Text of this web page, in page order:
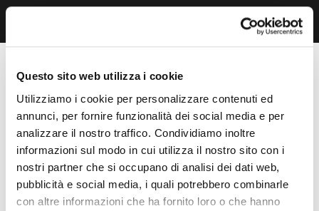
Questo sito web utilizza i cookie
Utilizziamo i cookie per personalizzare contenuti ed
annunci, per fornire funzionalità dei social media e per
analizzare il nostro traffico. Condividiamo inoltre
informazioni sul modo in cui utilizza il nostro sito con i
nostri partner che si occupano di analisi dei dati web,
pubblicità e social media, i quali potrebbero combinarle
con altre informazioni che ha fornito loro o che hanno